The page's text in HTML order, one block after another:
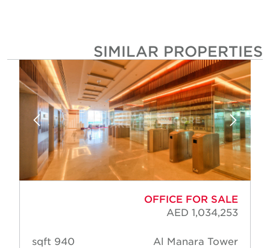
SIMILAR PROPERTIES
OFFICE FOR SALE
AED 1,034,253
Al Manara Tower
940 sqft